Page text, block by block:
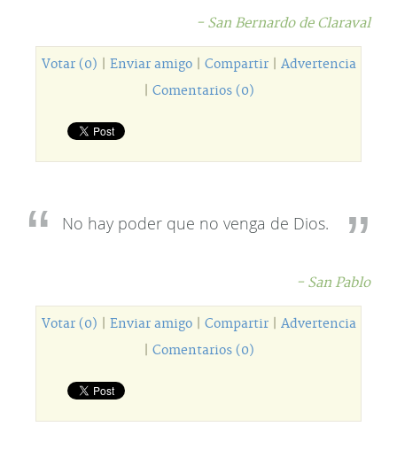
- San Bernardo de Claraval
Votar (0) Enviar amigo| Compartir| Advertencia
Comentarios (0)
No hay poder que no venga de Dios.
- San Pablo
Votar (0) Enviar amigo| Compartir| Advertencia
Comentarios (0)